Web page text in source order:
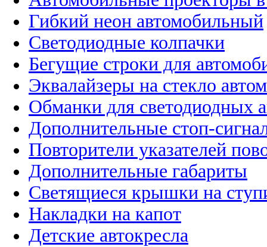
Гибкий неон автомобильный
Светодиодные колпачки
Бегущие строки для
Эквалайзеры на стекло
Обманки для светодиодных
Дополнительные стоп-
Повторители указателей
Дополнительные габариты
Светящиеся крышки на
Накладки на капот
Детские автокресла